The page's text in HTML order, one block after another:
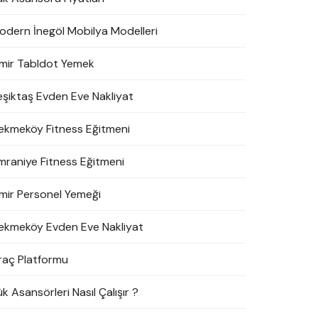
İnegöl Mobilya Modelleri
Tabldot Yemek
Evden Eve Nakliyat
Fitness Eğitmeni
Fitness Eğitmeni
Personel Yemeği
Evden Eve Nakliyat
Platformu
Asansörleri Nasıl Çalışır ?